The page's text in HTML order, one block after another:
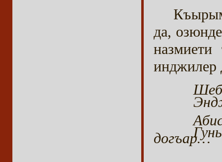
да,
инджилер
Шеб
догъар…